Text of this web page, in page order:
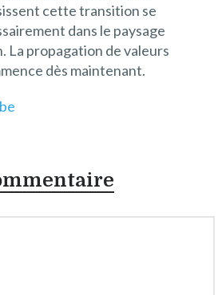
cette transition se
dans le paysage
La propagation de valeurs
dès maintenant.